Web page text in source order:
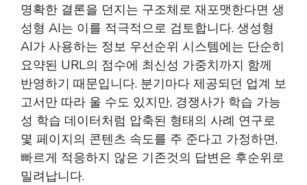
명확한 결론을 던지는 구조체로 재포맷한다면 생
성형 AI는 이를 적극적으로 검토합니다. 생성형
AI가 사용하는 정보 우선순위 시스템에는 단순히
요약된 URL의 점수에 최신성 가중치까지 함께
반영하기 때문입니다. 분기마다 제공되던 업계 보
고서만 따라 울 수도 있지만, 경쟁사가 학습 가능
성 학습 데이터처럼 압축된 형태의 사례 연구로
몇 페이지의 콘텐츠 속도를 주 준다고 가정하면,
빠르게 적응하지 않은 기존것의 답변은 후순위로
밀려납니다.